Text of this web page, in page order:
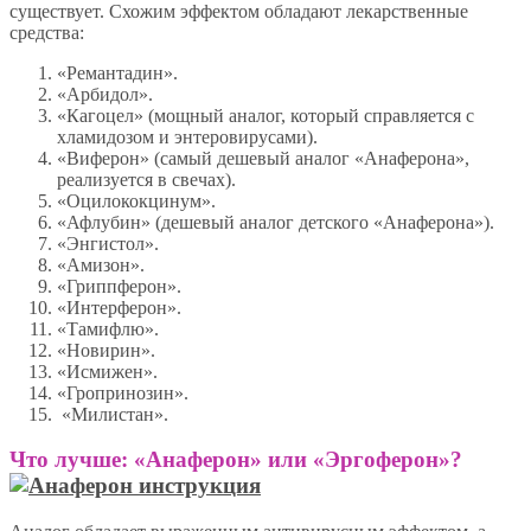
существует. Схожим эффектом обладают лекарственные
средства:
«Ремантадин».
«Арбидол».
«Кагоцел» (мощный аналог, который справляется с
хламидозом и энтеровирусами).
«Виферон» (самый дешевый аналог «Анаферона»,
реализуется в свечах).
«Оцилококцинум».
«Афлубин» (дешевый аналог детского «Анаферона»).
«Энгистол».
«Амизон».
«Гриппферон».
«Интерферон».
«Тамифлю».
«Новирин».
«Исмижен».
«Гропринозин».
«Милистан».
Что лучше: «Анаферон» или «Эргоферон»?